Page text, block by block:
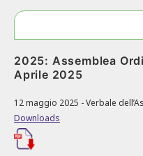
2025: Assemblea
Aprile 2025
12 maggio 2025 - Verbale
Downloads